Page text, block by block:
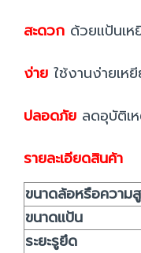
สะดวก ด้วยแป้นเ
ง่าย ใช้งานง่ายเห
ปลอดภัย ลดอุบัติเ
รายละเอียดสินค้า
ขนาดล้อหรือความ
ขนาดแป้น
ระยะรูยึด